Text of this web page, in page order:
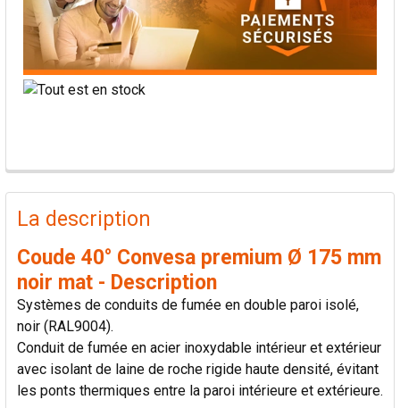
PRODUITS
FRÉQUEMMENT
ACHETÉS
SÉLECTIONNER
LA
SÉLECTION
AU PANIER
La description
Coude 40° Convesa premium Ø 175 mm
noir mat - Description
Systèmes de conduits de fumée en double paroi isolé,
noir (RAL9004).
Conduit de fumée en acier inoxydable intérieur et extérieur
avec isolant de laine de roche rigide haute densité, évitant
les ponts thermiques entre la paroi intérieure et extérieure.